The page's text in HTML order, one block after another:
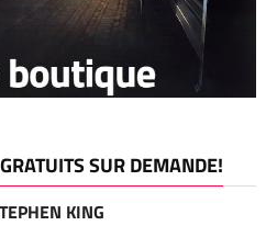
SUR DEMANDE!
KING